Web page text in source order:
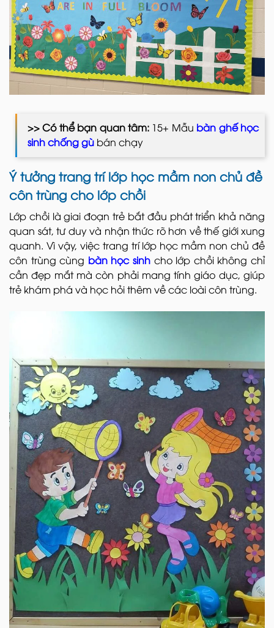
>> Có thể bạn quan tâm: 15+ Mẫu bàn ghế học
sinh chống gù bán chạy
Ý tưởng trang trí lớp học mầm non chủ đề
côn trùng cho lớp chồi
Lớp chồi là giai đoạn trẻ bắt đầu phát triển khả năng
quan sát, tư duy và nhận thức rõ hơn về thế giới xung
quanh. Vì vậy, việc trang trí lớp học mầm non chủ đề
côn trùng cùng bàn học sinh cho lớp chồi không chỉ
cần đẹp mắt mà còn phải mang tính giáo dục, giúp
trẻ khám phá và học hỏi thêm về các loài côn trùng.